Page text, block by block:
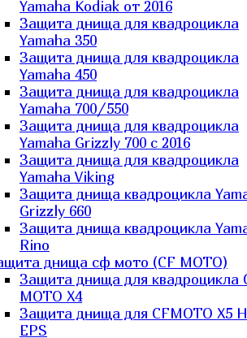
Yamaha Kodiak от 2016
Защита днища для квадроцикла
Yamaha 350
Защита днища для квадроцикла
Yamaha 450
Защита днища для квадроцикла
Yamaha 700/550
Защита днища для квадроцикла
Yamaha Grizzly 700 с 2016
Защита днища для квадроцикла
Yamaha Viking
Защита днища квадроцикла
Grizzly 660
Защита днища квадроцикла
Rino
днища сф мото (CF MOTO)
Защита днища для квадроцикла
MOTO X4
Защита днища для CFMOTO X5
EPS